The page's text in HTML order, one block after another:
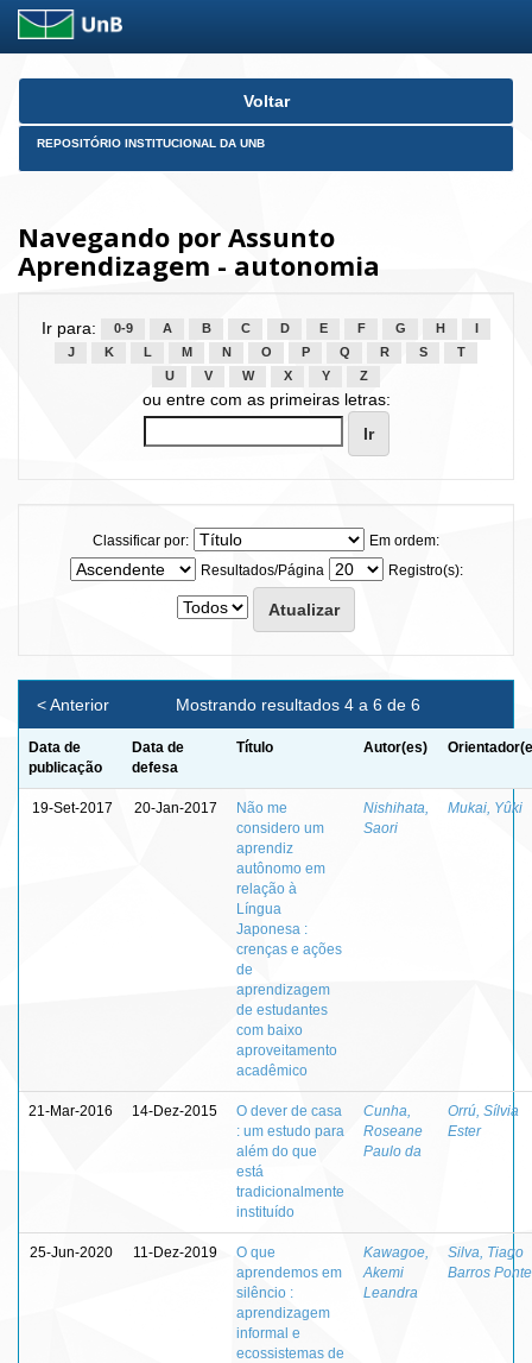
Skip
Voltar
REPOSITÓRIO INSTITUCIONAL DA UNB
Navegando por Assunto
Aprendizagem - autonomia
Ir para: 0-9 A B C D E F G H
J
K L M N O P Q R S
T
U
V W X Y Z
ou entre com as primeiras letras:
Classificar por:
Em ordem:
Resultados/Página
Registro(s):
Mostrando resultados 4 a 6 de 6
< Anterior
Data de
publicação
Data de
defesa
Título Autor(es)
19-Set-2017 20-Jan-2017
Não me
considero um
aprendiz
autônomo em
relação à
Língua
Japonesa :
crenças e ações
de
aprendizagem
de estudantes
com baixo
aproveitamento
acadêmico
Nishihata,
Saori
Mukai, Yûki
21-Mar-2016 14-Dez-2015
O dever de casa
: um estudo para
além do que
está
tradicionalmente
instituído
Cunha,
Roseane
Paulo da
Orrú, Sílvia
Ester
25-Jun-2020 11-Dez-2019
O que
aprendemos em
silêncio :
aprendizagem
informal e
ecossistemas de
Kawagoe,
Akemi
Leandra
Silva, Tiago
Barros